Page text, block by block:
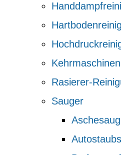
Kehrmaschinen
Rasierer-
Sauger